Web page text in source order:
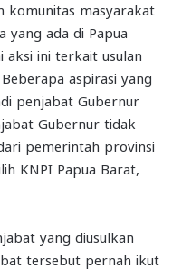
komunitas masyarakat
yang ada di Papua
aksi ini terkait usulan
aspirasi yang
penjabat Gubernur
Gubernur tidak
pemerintah provinsi
KNPI Papua Barat,
yang diusulkan
tersebut pernah ikut